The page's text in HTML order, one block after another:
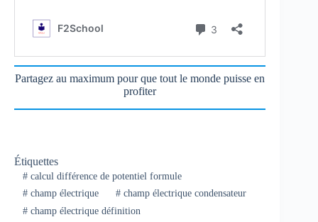
Partagez au maximum pour que tout le monde puisse en
profiter
Étiquettes
#calcul différence de potentiel formule
#champ électrique #champ électrique condensateur
#champ électrique définition